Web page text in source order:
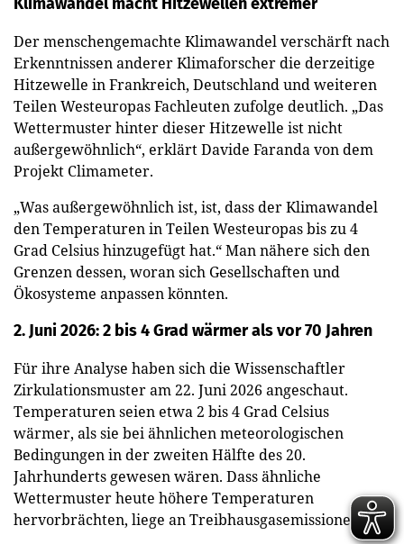
Der menschengemachte Klimawandel verschärft nach
Erkenntnissen anderer Klimaforscher die derzeitige
Hitzewelle in Frankreich, Deutschland und weiteren
Teilen Westeuropas Fachleuten zufolge deutlich. „Das
Wettermuster hinter dieser Hitzewelle ist nicht
außergewöhnlich“, erklärt Davide Faranda von dem
Projekt Climameter.
„Was außergewöhnlich ist, ist, dass der Klimawandel
den Temperaturen in Teilen Westeuropas bis zu 4
Grad Celsius hinzugefügt hat.“ Man nähere sich den
Grenzen dessen, woran sich Gesellschaften und
Ökosysteme anpassen könnten.
2. Juni 2026: 2 bis 4 Grad wärmer als vor 70 Jahren
Für ihre Analyse haben sich die Wissenschaftler
Zirkulationsmuster am 22. Juni 2026 angeschaut.
Temperaturen seien etwa 2 bis 4 Grad Celsius
wärmer, als sie bei ähnlichen meteorologischen
Bedingungen in der zweiten Hälfte des 20.
Jahrhunderts gewesen wären. Dass ähnliche
Wettermuster heute höhere Temperaturen
hervorbrächten, liege an Treibhausgasemissionen.